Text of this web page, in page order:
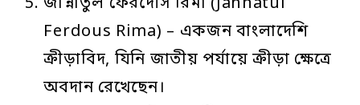
জান্নাতুল ফেরদৌস রিমা (Jannatul
Ferdous Rima) – একজন বাংলাদেশি
ক্রীড়াবিদ, যিনি জাতীয় পর্যায়ে ক্রীড়া ক্ষেত্রে
অবদান রেখেছেন।